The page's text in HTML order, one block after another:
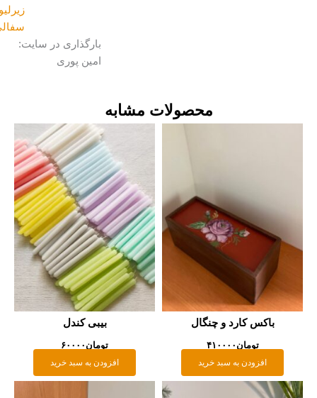
زیرلیوانی ,
سفالی
بارگذاری در سایت:
امین پوری
محصولات مشابه
باکس کارد و چنگال
۴۱۰۰۰۰
افزودن به سبد خرید
بیبی کندل
۶۰۰۰۰
افزودن به سبد خرید